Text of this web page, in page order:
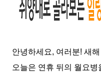
안녕하세요, 여러분! 새
오늘은 연휴 뒤의 월요